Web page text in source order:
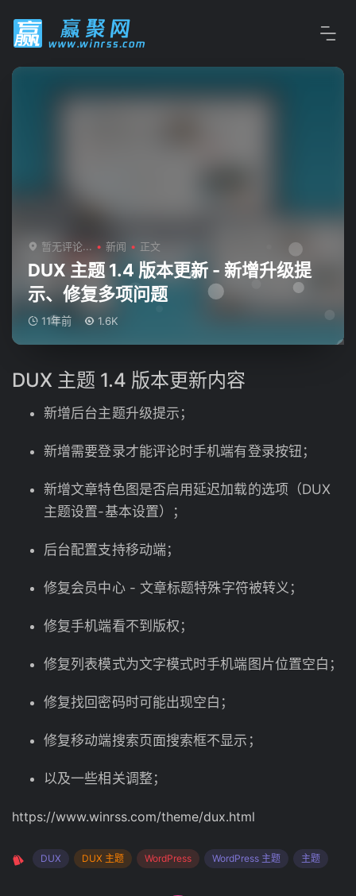
暂无评论... 新闻 正文
DUX 主题 1.4 版本更新 - 新增升级提
示、修复多项问题
11年前 1.6K
DUX 主题 1.4 版本更新内容
新增后台主题升级提示；
新增需要登录才能评论时手机端有登录按钮；
新增文章特色图是否启用延迟加载的选项（DUX
主题设置-基本设置）；
后台配置支持移动端；
修复会员中心 - 文章标题特殊字符被转义；
修复手机端看不到版权；
修复列表模式为文字模式时手机端图片位置空白；
修复找回密码时可能出现空白；
修复移动端搜索页面搜索框不显示；
以及一些相关调整；
https://www.winrss.com/theme/dux.html
DUX DUX 主题 WordPress WordPress 主题 主题